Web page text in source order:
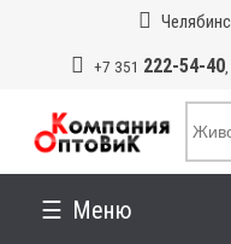
+7 351 222-54-40,
Меню